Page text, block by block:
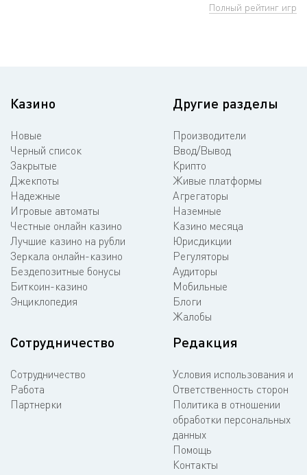
Полный рейтинг игр
Казино
Новые
Черный список
Закрытые
Джекпоты
Надежные
Игровые автоматы
Честные онлайн казино
Лучшие казино на рубли
Зеркала онлайн-казино
Бездепозитные бонусы
Биткоин-казино
Энциклопедия
Другие разделы
Производители
Ввод/Вывод
Крипто
Живые платформы
Агрегаторы
Наземные
Казино месяца
Юрисдикции
Регуляторы
Аудиторы
Мобильные
Блоги
Жалобы
Сотрудничество
Сотрудничество
Работа
Партнерки
Редакция
Условия использования и
Ответственность сторон
Политика в отношении
обработки персональных
данных
Помощь
Контакты